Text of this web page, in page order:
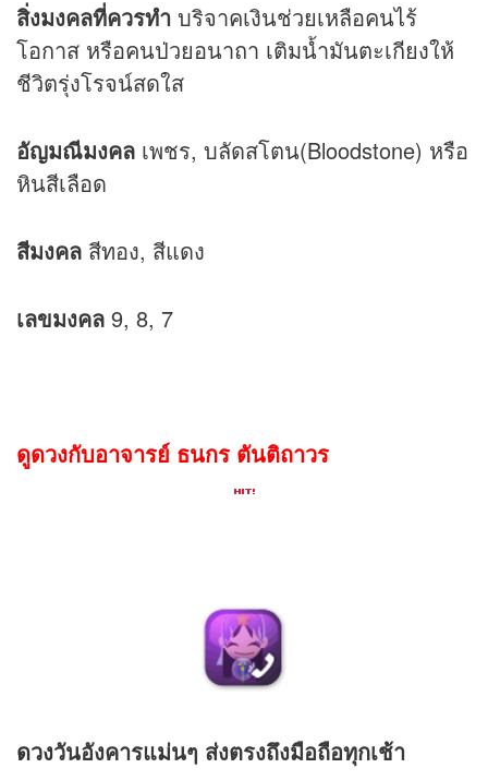
สิ่งมงคลที่ควรทำ บริจาคเงินช่วยเหลือคนไร้
โอกาส หรือคนป่วยอนาถา เติมน้ำมันตะเกียงให้
ชีวิตรุ่งโรจน์สดใส
อัญมณีมงคล เพชร, บลัดสโตน(Bloodstone) หรือ
หินสีเลือด
สีมงคล สีทอง, สีแดง
เลขมงคล 9, 8, 7
ดูดวงกับอาจารย์ ธนกร ตันติถาวร
ดวงวันอังคารแม่นๆ ส่งตรงถึงมือถือทุกเช้า